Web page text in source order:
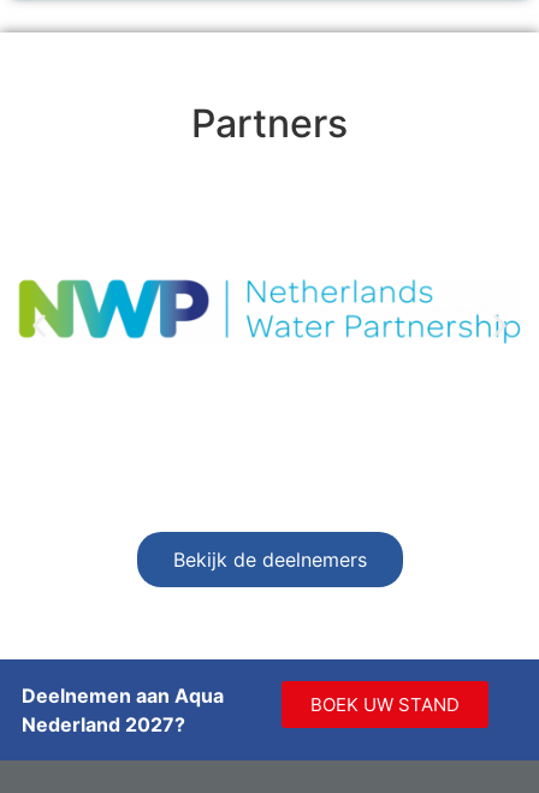
Partners
Bekijk de deelnemers
Deelnemen aan Aqua
Nederland 2027?
BOEK UW STAND